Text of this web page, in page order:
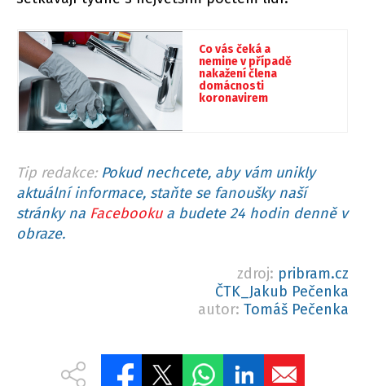
Co vás čeká a
nemine v případě
nakažení člena
domácnosti
koronavirem
Tip redakce: Pokud nechcete, aby vám unikly
aktuální informace, staňte se fanoušky naší
stránky na Facebookua budete 24 hodin denně v
obraze.
zdroj: pribram.cz
ČTK_Jakub Pečenka
autor: Tomáš Pečenka